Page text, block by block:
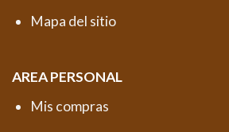
Mapa del sitio
AREA PERSONAL
Mis compras